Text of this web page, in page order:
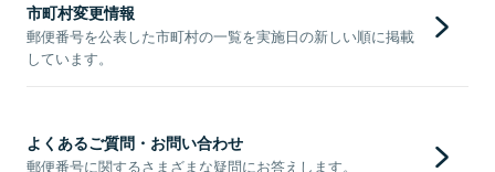
市町村変更情報
郵便番号を公表した市町村の一覧を実施日の新しい順に掲載
しています。
よくあるご質問・お問い合わせ
郵便番号に関するさまざまな疑問にお答えします。